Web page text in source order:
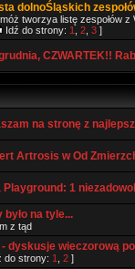
dolnoŚląskich
tworzya listę zespołów z
Idź do strony: 1 2 3 ]
CZWARTEK!!
na stronę z
Artrosis w Od
Playground: 1
było na tyle...
z tąd
- dyskusje wieczorową
do strony: 1 2 ]